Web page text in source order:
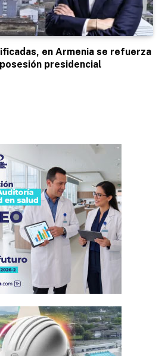
en Armenia se refuerza
presidencial